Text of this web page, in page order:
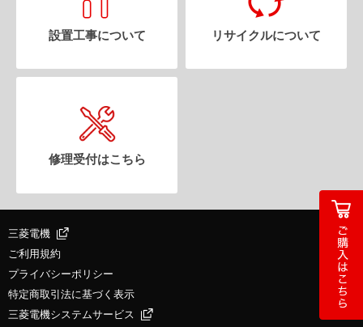
設置工事について リサイクルについて
修理受付はこちら
三菱電機
ご利用規約
プライバシーポリシー
特定商取引法に基づく表示
三菱電機システムサービス